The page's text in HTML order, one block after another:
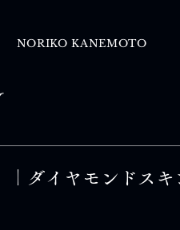
NORIKO KANEMOTO
｜ダイヤモンドス